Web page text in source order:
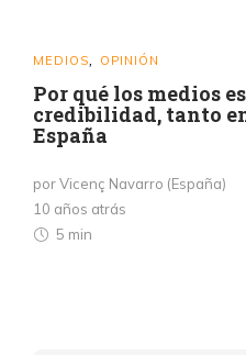
MEDIOS OPINIÓN
Por qué los medios
credibilidad, tanto
España
por Vicenç Navarro (España)
10 años atrás
5 min